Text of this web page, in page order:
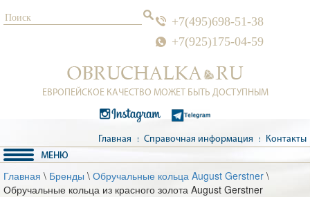
+7(495)698-51-38
+7(925)175-04-59
ЕВРОПЕЙСКОЕ КАЧЕСТВО МОЖЕТ БЫТЬ ДОСТУПНЫМ
Главная Справочная информация Контакты
Главная \ Бренды \ Обручальные кольца August Gerstner \
Обручальные кольца из красного золота August Gerstner